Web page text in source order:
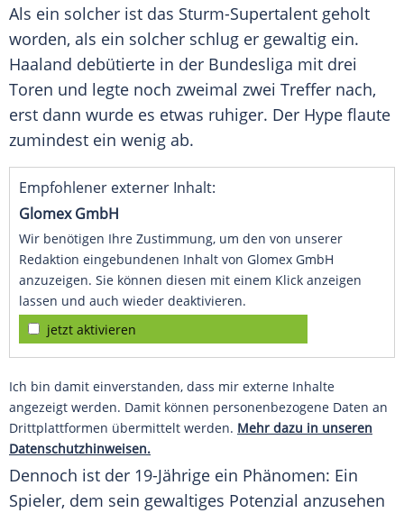
Als ein solcher ist das Sturm-Supertalent geholt
worden, als ein solcher schlug er gewaltig ein.
Haaland debütierte in der Bundesliga mit drei
Toren und legte noch zweimal zwei Treffer nach,
erst dann wurde es etwas ruhiger. Der Hype flaute
zumindest ein wenig ab.
Empfohlener externer Inhalt:
Glomex GmbH
Wir benötigen Ihre Zustimmung, um den von unserer
Redaktion eingebundenen Inhalt von Glomex GmbH
anzuzeigen. Sie können diesen mit einem Klick anzeigen
lassen und auch wieder deaktivieren.
jetzt aktivieren
Ich bin damit einverstanden, dass mir externe Inhalte
angezeigt werden. Damit können personenbezogene Daten an
Drittplattformen übermittelt werden. Mehr dazu in unseren
Datenschutzhinweisen.
Dennoch ist der 19-Jährige ein Phänomen: Ein
Spieler, dem sein gewaltiges Potenzial anzusehen